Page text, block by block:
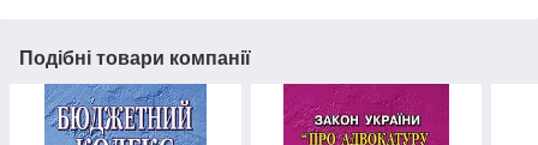
Подібні товари компанії